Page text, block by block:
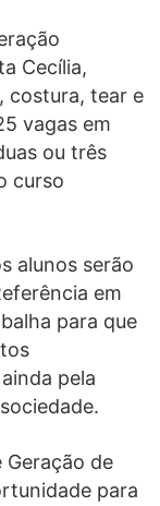
Cecília,
costura, tear e
vagas em
ou três
curso
alunos serão
em
para que
pela
Geração de
para